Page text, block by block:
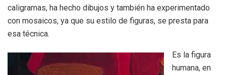
caligramas, ha hecho dibujos y también ha experimentado
con mosaicos, ya que su estilo de figuras, se presta para
esa técnica.
Es la figura
humana, en